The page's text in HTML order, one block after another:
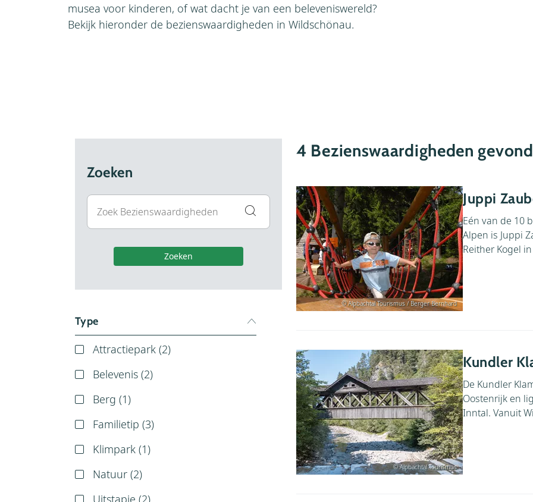
musea voor kinderen, of wat dacht je van een beleveniswereld?
Bekijk hieronder de bezienswaardigheden in Wildschönau.
Zoeken
Zoeken
Type
Attractiepark (2)
Belevenis (2)
Berg (1)
Familietip (3)
Klimpark (1)
Natuur (2)
Uitstapje (2)
4 Bezienswaardigheden
© Alpbachtal Tourismus / Berger Bernhard
Juppi
Eén van de 10
Alpen is Juppi
Reither Kogel
© Alpbachtal Tourismus
Kundler
De Kundler
Oostenrijk en
Inntal. Vanuit